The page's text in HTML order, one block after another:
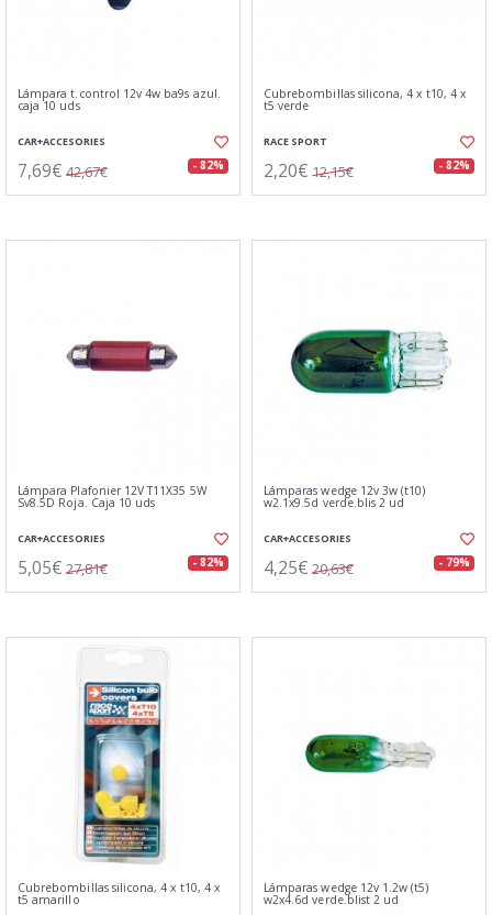
Lámpara t.control 12v 4w ba9s azul.
caja 10 uds
CAR+ACCESORIES
7,69€ 42,67€ - 82%
Cubrebombillas silicona, 4 x t10, 4 x
t5 verde
RACE SPORT
2,20€ 12,15€ - 82%
Lámpara Plafonier 12V T11X35 5W
Sv8.5D Roja. Caja 10 uds
CAR+ACCESORIES
5,05€ 27,81€ - 82%
Lámparas wedge 12v 3w (t10)
w2.1x9.5d verde.blis 2 ud
CAR+ACCESORIES
4,25€ 20,63€ - 79%
Cubrebombillas silicona, 4 x t10, 4 x
t5 amarillo
Lámparas wedge 12v 1.2w (t5)
w2x4.6d verde.blist 2 ud